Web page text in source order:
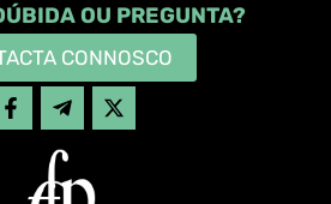
OU PREGUNTA?
CONNOSCO